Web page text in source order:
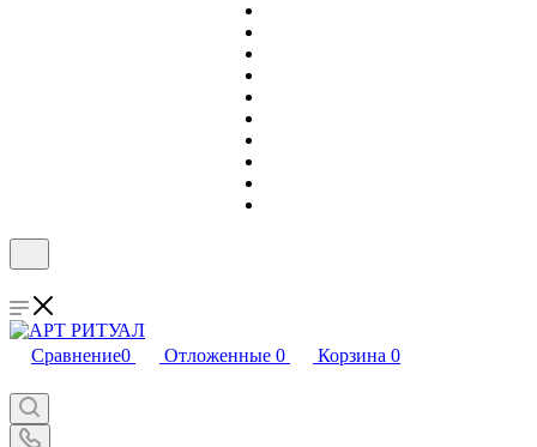
Сравнение0 Отложенные 0 Корзина 0